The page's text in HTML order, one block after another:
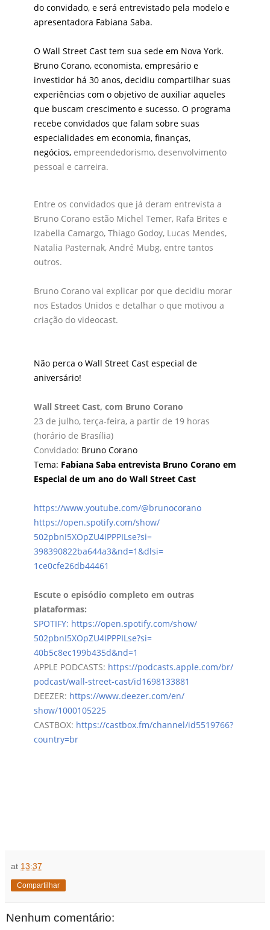
do convidado, e será entrevistado pela modelo e
apresentadora Fabiana Saba.
O Wall Street Cast tem sua sede em Nova York.
Bruno Corano, economista, empresário e
investidor há 30 anos, decidiu compartilhar suas
experiências com o objetivo de auxiliar aqueles
que buscam crescimento e sucesso. O programa
recebe convidados que falam sobre suas
especialidades em economia, finanças,
negócios, empreendedorismo, desenvolvimento
pessoal e carreira.
Entre os convidados que já deram entrevista a
Bruno Corano estão Michel Temer, Rafa Brites e
Izabella Camargo, Thiago Godoy, Lucas Mendes,
Natalia Pasternak, André Mubg, entre tantos
outros.
Bruno Corano vai explicar por que decidiu morar
nos Estados Unidos e detalhar o que motivou a
criação do videocast.
Não perca o Wall Street Cast especial de
aniversário!
Wall Street Cast, com Bruno Corano
23 de julho, terça-feira, a partir de 19 horas
(horário de Brasília)
Convidado: Bruno Corano
Tema: Fabiana Saba entrevista Bruno Corano em
Especial de um ano do Wall Street Cast
https://www.youtube.com/@brunocorano
https://open.spotify.com/show/
502pbnI5XOpZU4IPPPILse?si=
398390822ba644a3&nd=1&dlsi=
1ce0cfe26db44461
Escute o episódio completo em outras
plataformas:
SPOTIFY: https://open.spotify.com/show/
502pbnI5XOpZU4IPPPILse?si=
40b5c8ec199b435d&nd=1
APPLE PODCASTS: https://podcasts.apple.com/br/
podcast/wall-street-cast/id1698133881
DEEZER: https://www.deezer.com/en/
show/1000105225
CASTBOX: https://castbox.fm/channel/id5519766?
country=br
at 13:37
Compartilhar
Nenhum comentário: